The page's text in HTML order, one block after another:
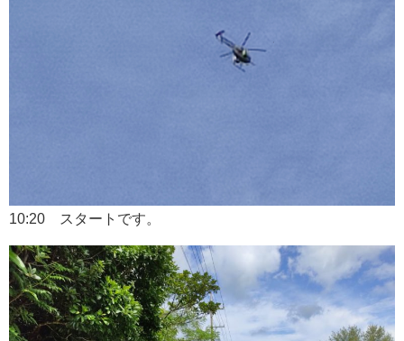
10:20 スタートです。